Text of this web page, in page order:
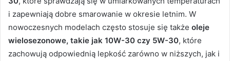
i zapewniają dobre smarowanie w okresie letnim. W
nowoczesnych modelach często stosuje się także oleje
wielosezonowe, takie jak 10W-30 czy 5W-30, które
zachowują odpowiednią lepkość zarówno w niższych, jak i